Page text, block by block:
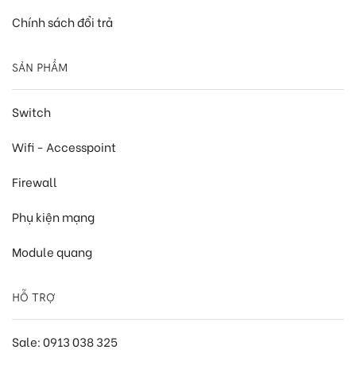
Chính sách đổi trả
SẢN PHẨM
Switch
Wifi - Accesspoint
Firewall
Phụ kiện mạng
Module quang
HỖ TRỢ
Sale: 0913 038 325